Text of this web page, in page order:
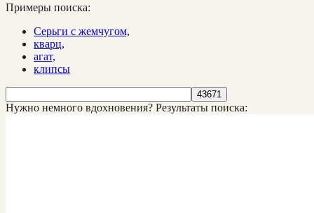
Примеры поиска:
Серьги с жемчугом,
кварц,
агат,
клипсы
Нужно немного вдохновения? Результаты поиска: